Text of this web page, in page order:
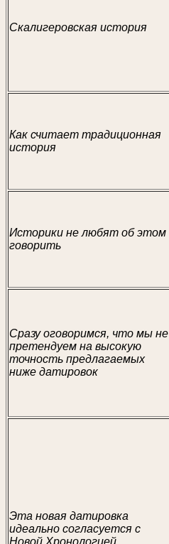
Скалигеровская история
Как считает традиционная
история
Историки не любят об этом
говорить
Сразу оговоримся, что мы не
претендуем на высокую
точность предлагаемых
ниже датировок
Эта новая датировка
идеально согласуется с
Новой Хронологией